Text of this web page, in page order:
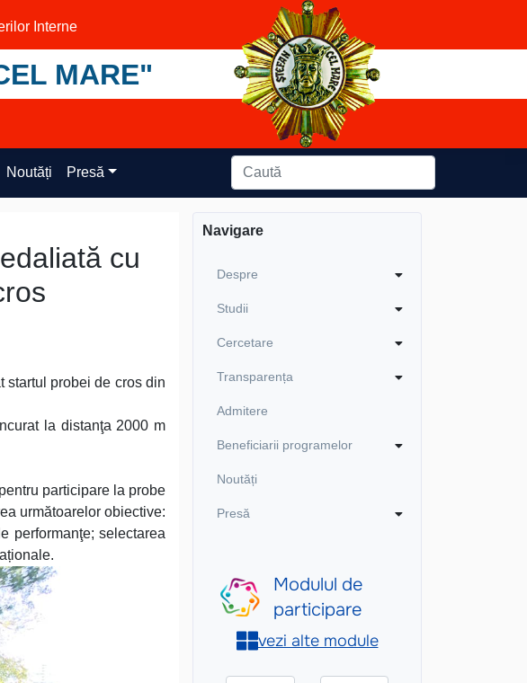
Interne
MARE"
Noutăți Presă
cu
startul probei de cros din
la distanţa 2000 m
participare la probe
următoarelor obiective:
performanţe; selectarea
Navigare
Despre
Studii
Cercetare
Transparența
Admitere
Beneficiarii programelor
Noutăți
Presă